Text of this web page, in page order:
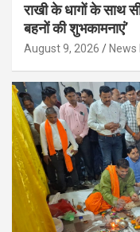
राखी के धागों के साथ
बहनों की शुभकामनाएं’
August 9, 2026 News